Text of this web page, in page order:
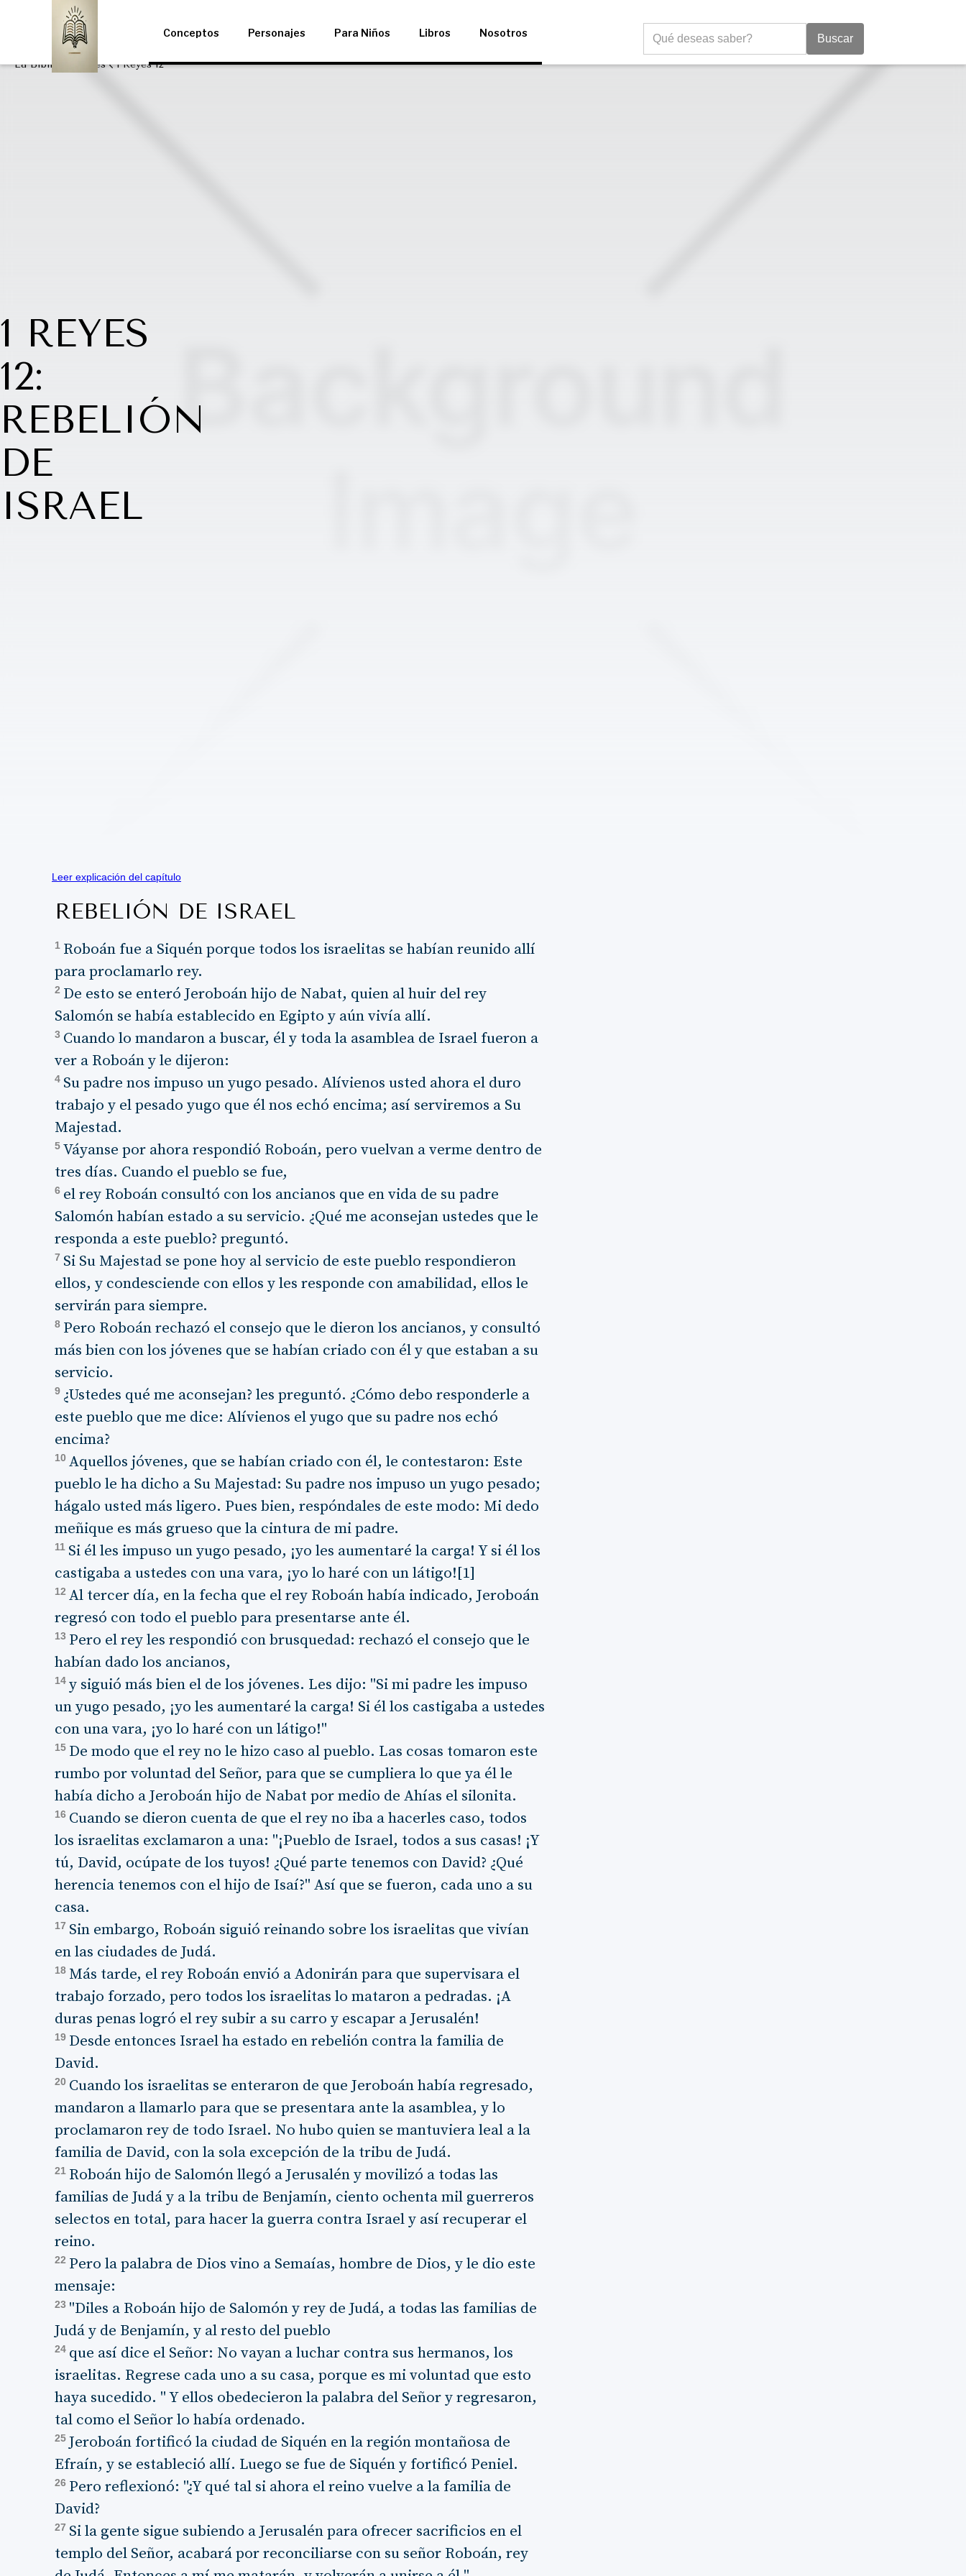
Conceptos Personajes Para Niños Libros Nosotros
1 REYES
12:
REBELIÓN
DE
ISRAEL
La Biblia I Reyes 1 Reyes 12
Leer explicación del capítulo
REBELIÓN DE ISRAEL
1 Roboán fue a Siquén porque todos los israelitas se habían reunido allí
para proclamarlo rey.
2 De esto se enteró Jeroboán hijo de Nabat, quien al huir del rey
Salomón se había establecido en Egipto y aún vivía allí.
3 Cuando lo mandaron a buscar, él y toda la asamblea de Israel fueron a
ver a Roboán y le dijeron:
4 Su padre nos impuso un yugo pesado. Alívienos usted ahora el duro
trabajo y el pesado yugo que él nos echó encima; así serviremos a Su
Majestad.
5Váyanse por ahora respondió Roboán, pero vuelvan a verme dentro de
tres días. Cuando el pueblo se fue,
6 el rey Roboán consultó con los ancianos que en vida de su padre
Salomón habían estado a su servicio. ¿Qué me aconsejan ustedes que le
responda a este pueblo? preguntó.
7 Si Su Majestad se pone hoy al servicio de este pueblo respondieron
ellos, y condesciende con ellos y les responde con amabilidad, ellos le
servirán para siempre.
8 Pero Roboán rechazó el consejo que le dieron los ancianos, y consultó
más bien con los jóvenes que se habían criado con él y que estaban a su
servicio.
9 ¿Ustedes qué me aconsejan? les preguntó. ¿Cómo debo responderle a
este pueblo que me dice: Alívienos el yugo que su padre nos echó
encima?
10 Aquellos jóvenes, que se habían criado con él, le contestaron: Este
pueblo le ha dicho a Su Majestad: Su padre nos impuso un yugo pesado;
hágalo usted más ligero. Pues bien, respóndales de este modo: Mi dedo
meñique es más grueso que la cintura de mi padre.
11 Si él les impuso un yugo pesado, ¡yo les aumentaré la carga! Y si él los
castigaba a ustedes con una vara, ¡yo lo haré con un látigo![1]
12 Al tercer día, en la fecha que el rey Roboán había indicado, Jeroboán
regresó con todo el pueblo para presentarse ante él.
13 Pero el rey les respondió con brusquedad: rechazó el consejo que le
habían dado los ancianos,
14y siguió más bien el de los jóvenes. Les dijo: "Si mi padre les impuso
un yugo pesado, ¡yo les aumentaré la carga! Si él los castigaba a ustedes
con una vara, ¡yo lo haré con un látigo!"
15 De modo que el rey no le hizo caso al pueblo. Las cosas tomaron este
rumbo por voluntad del Señor, para que se cumpliera lo que ya él le
había dicho a Jeroboán hijo de Nabat por medio de Ahías el silonita.
16 Cuando se dieron cuenta de que el rey no iba a hacerles caso, todos
los israelitas exclamaron a una: "¡Pueblo de Israel, todos a sus casas! ¡Y
tú, David, ocúpate de los tuyos! ¿Qué parte tenemos con David? ¿Qué
herencia tenemos con el hijo de Isaí?" Así que se fueron, cada uno a su
casa.
17 Sin embargo, Roboán siguió reinando sobre los israelitas que vivían
en las ciudades de Judá.
18 Más tarde, el rey Roboán envió a Adonirán para que supervisara el
trabajo forzado, pero todos los israelitas lo mataron a pedradas. ¡A
duras penas logró el rey subir a su carro y escapar a Jerusalén!
19 Desde entonces Israel ha estado en rebelión contra la familia de
David.
20 Cuando los israelitas se enteraron de que Jeroboán había regresado,
mandaron a llamarlo para que se presentara ante la asamblea, y lo
proclamaron rey de todo Israel. No hubo quien se mantuviera leal a la
familia de David, con la sola excepción de la tribu de Judá.
21 Roboán hijo de Salomón llegó a Jerusalén y movilizó a todas las
familias de Judá y a la tribu de Benjamín, ciento ochenta mil guerreros
selectos en total, para hacer la guerra contra Israel y así recuperar el
reino.
22 Pero la palabra de Dios vino a Semaías, hombre de Dios, y le dio este
mensaje:
23 "Diles a Roboán hijo de Salomón y rey de Judá, a todas las familias de
Judá y de Benjamín, y al resto del pueblo
24 que así dice el Señor: No vayan a luchar contra sus hermanos, los
israelitas. Regrese cada uno a su casa, porque es mi voluntad que esto
haya sucedido. " Y ellos obedecieron la palabra del Señor y regresaron,
tal como el Señor lo había ordenado.
25Jeroboán fortificó la ciudad de Siquén en la región montañosa de
Efraín, y se estableció allí. Luego se fue de Siquén y fortificó Peniel.
26 Pero reflexionó: "¿Y qué tal si ahora el reino vuelve a la familia de
David?
27 Si la gente sigue subiendo a Jerusalén para ofrecer sacrificios en el
templo del Señor, acabará por reconciliarse con su señor Roboán, rey